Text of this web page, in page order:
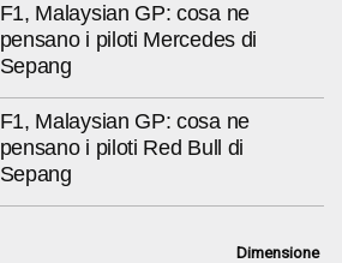
F1, Malaysian GP: cosa ne
pensano i piloti Mercedes di
Sepang
F1, Malaysian GP: cosa ne
pensano i piloti Red Bull di
Sepang
Dimensione